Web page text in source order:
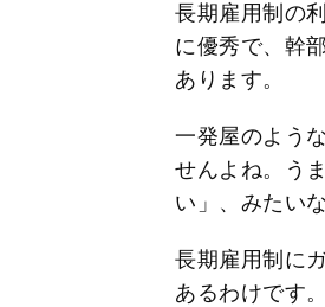
長期雇用制の
に優秀で、幹
あります。
一発屋のよう
せんよね。う
い」、みたい
長期雇用制に
あるわけです